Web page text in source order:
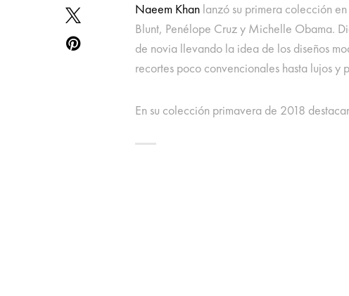
Naeem Khan lanzó su primera colección
Blunt, Penélope Cruz y Michelle Obama.
de novia llevando la idea de los diseños
recortes poco convencionales hasta lujos y
En su colección primavera de 2018